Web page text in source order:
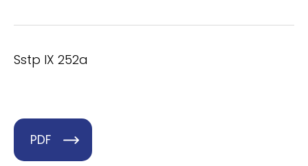
Sstp IX 252a
PDF